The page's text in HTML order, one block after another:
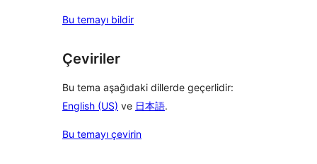
Bu temayı bildir
Çeviriler
Bu tema aşağıdaki dillerde geçerlidir:
English (US) ve 日本語.
Bu temayı çevirin